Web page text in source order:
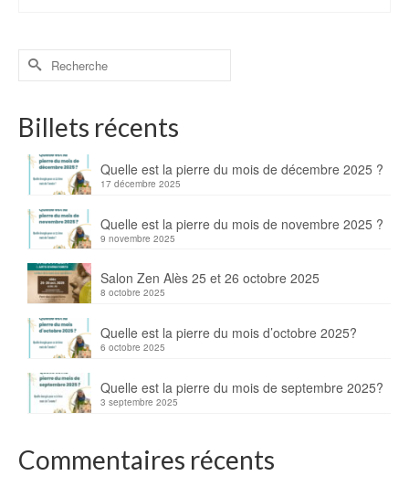
Billets récents
Quelle est la pierre du mois de décembre 2025 ?
17 décembre 2025
Quelle est la pierre du mois de novembre 2025 ?
9 novembre 2025
Salon Zen Alès 25 et 26 octobre 2025
8 octobre 2025
Quelle est la pierre du mois d’octobre 2025?
6 octobre 2025
Quelle est la pierre du mois de septembre 2025?
3 septembre 2025
Commentaires récents